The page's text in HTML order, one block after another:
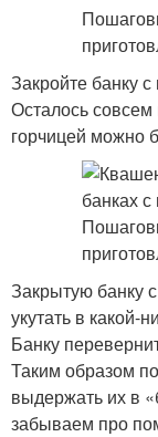
Закройте банку
Осталось
горчицей можно
Закрытую банку
укутать в какой-
Банку
Таким образом
выдержать их в
забываем про